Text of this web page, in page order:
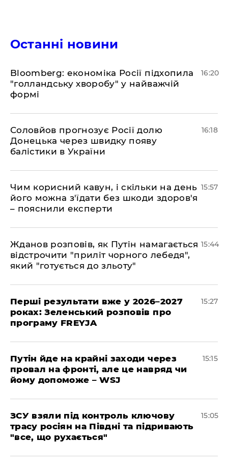
Останні новини
Bloomberg: економіка Росії підхопила
"голландську хворобу" у найважчій
формі
16:20
Соловйов прогнозує Росії долю
Донецька через швидку появу
балістики в України
16:18
Чим корисний кавун, і скільки на день
його можна з'їдати без шкоди здоров'я
– пояснили експерти
15:57
Жданов розповів, як Путін намагається
відстрочити "приліт чорного лебедя",
який "готується до зльоту"
15:44
Перші результати вже у 2026–2027
роках: Зеленський розповів про
програму FREYJA
15:27
Путін йде на крайні заходи через
провал на фронті, але це навряд чи
йому допоможе – WSJ
15:15
ЗСУ взяли під контроль ключову
трасу росіян на Півдні та підривають
"все, що рухається"
15:05